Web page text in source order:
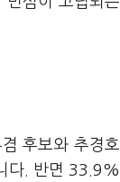
후보와 추경호
다. 반면 33.9%